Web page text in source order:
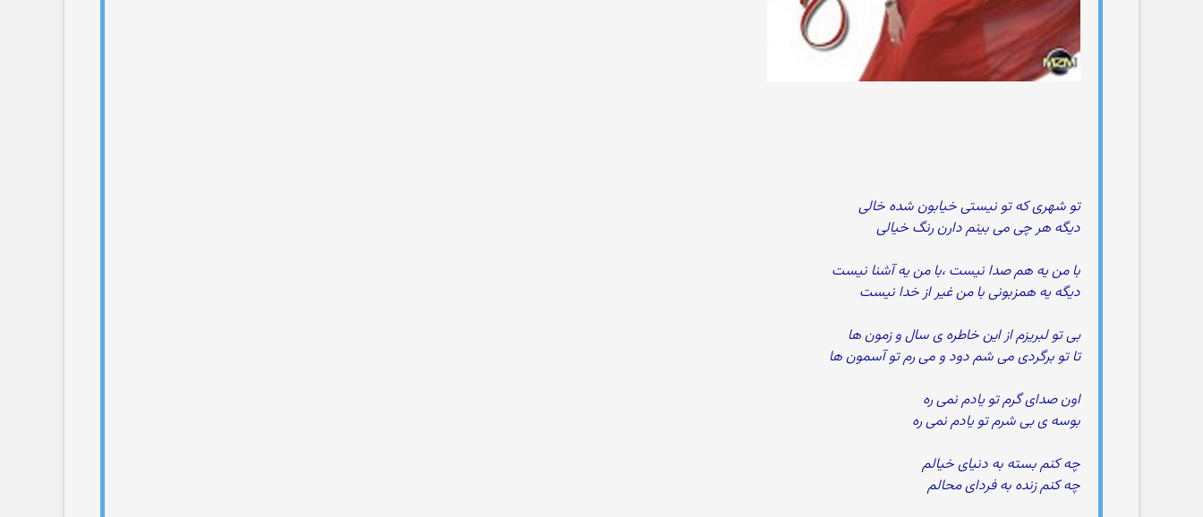
تو شهری که تو نیستی خیابون شده خالی
دیگه هر چی می بینم دارن رنگ خیالی
با من یه هم صدا نیست ،با من یه آشنا نیست
دیگه یه همزبونی با من غیر از خدا نیست
بی تو لبریزم از این خاطره ی سال و زمون ها
تا تو برگردی می شم دود و می رم تو آسمون ها
اون صدای گرم تو یادم نمی ره
بوسه ی بی شرم تو یادم نمی ره
چه کنم بسته به دنیای خیالم
چه کنم زنده به فردای محالم